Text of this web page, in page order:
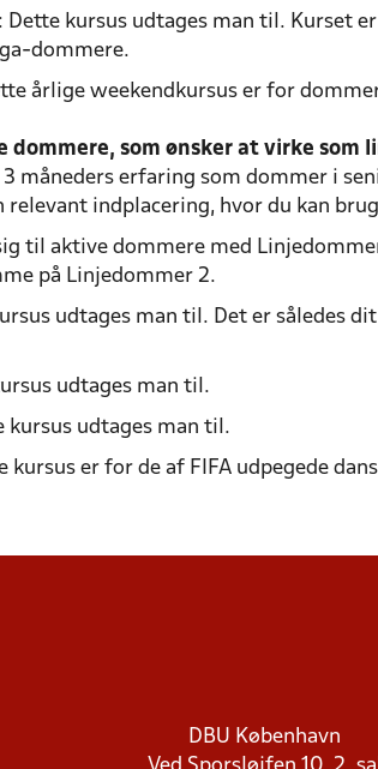
Dette kursus udtages man til. Kurset
dommere.
årlige weekendkursus er for
dommere, som ønsker at virke som
3 måneders erfaring som dommer i
relevant indplacering, hvor du kan
til aktive dommere med
på Linjedommer 2.
udtages man til. Det er således
udtages man til.
kursus udtages man til.
kursus er for de af FIFA udpegede
DBU København